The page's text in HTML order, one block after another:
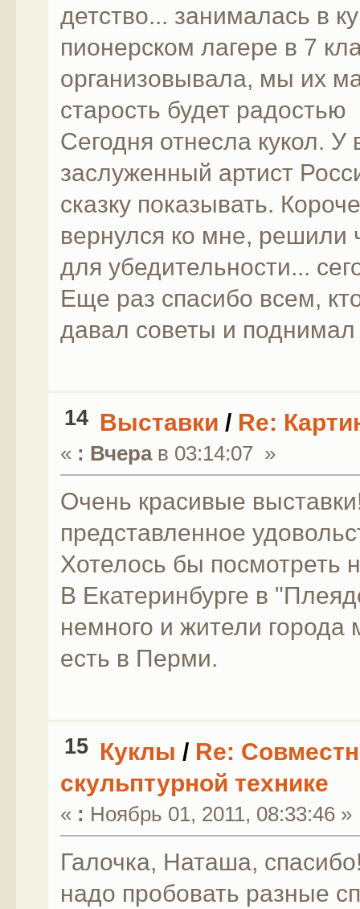
детство... занималась в
пионерском лагере в 7
организовывала, мы их
старость будет радостью
Сегодня отнесла кукол.
заслуженный артист
сказку показывать.
вернулся ко мне, решили
для убедительности...
Еще раз спасибо всем,
давал советы и
14 Выставки / Re:
« : Вчерав 03:14:07 »
Очень красивые
представленное
Хотелось бы посмотреть
В Екатеринбурге в
немного и жители города
есть в Перми.
15 Куклы / Re:
скульптурной технике
« : Ноябрь 01, 2011, 08:33:46 »
Галочка, Наташа,
надо пробовать разные